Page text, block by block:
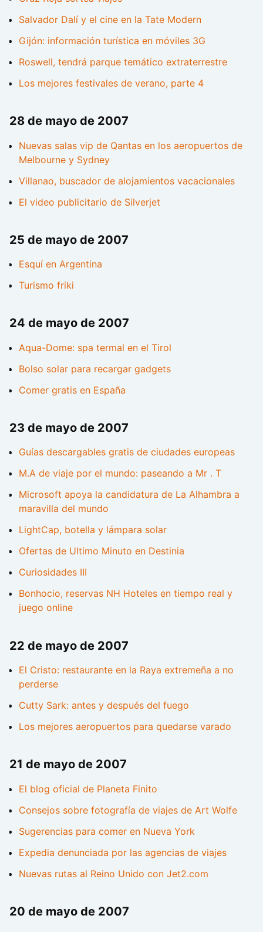
Salvador Dalí y el cine en la Tate Modern
Gijón: información turística en móviles 3G
Roswell, tendrá parque temático extraterrestre
Los mejores festivales de verano, parte 4
28 de mayo de 2007
Nuevas salas vip de Qantas en los aeropuertos de
Melbourne y Sydney
Villanao, buscador de alojamientos vacacionales
El video publicitario de Silverjet
25 de mayo de 2007
Esquí en Argentina
Turismo friki
24 de mayo de 2007
Aqua-Dome: spa termal en el Tirol
Bolso solar para recargar gadgets
Comer gratis en España
23 de mayo de 2007
Guías descargables gratis de ciudades europeas
M.A de viaje por el mundo: paseando a Mr . T
Microsoft apoya la candidatura de La Alhambra a
maravilla del mundo
LightCap, botella y lámpara solar
Ofertas de Ultimo Minuto en Destinia
Curiosidades III
Bonhocio, reservas NH Hoteles en tiempo real y
juego online
22 de mayo de 2007
El Cristo: restaurante en la Raya extremeña a no
perderse
Cutty Sark: antes y después del fuego
Los mejores aeropuertos para quedarse varado
21 de mayo de 2007
El blog oficial de Planeta Finito
Consejos sobre fotografía de viajes de Art Wolfe
Sugerencias para comer en Nueva York
Expedia denunciada por las agencias de viajes
Nuevas rutas al Reino Unido con Jet2.com
20 de mayo de 2007